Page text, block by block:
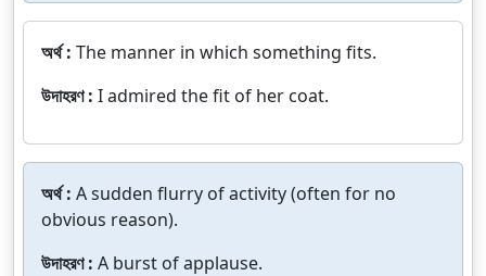
অর্থ : The manner in which something fits.
উদাহরণ : I admired the fit of her coat.
অর্থ : A sudden flurry of activity (often for no
obvious reason).
উদাহরণ : A burst of applause.